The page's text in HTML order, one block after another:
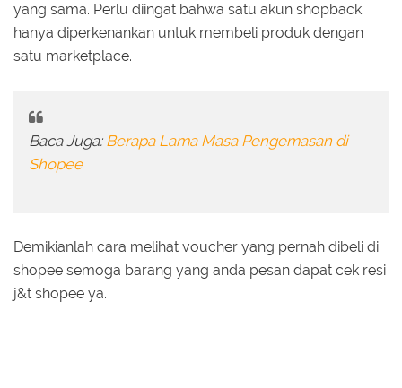
yang sama. Perlu diingat bahwa satu akun shopback
hanya diperkenankan untuk membeli produk dengan
satu marketplace.
Baca Juga: Berapa Lama Masa Pengemasan di
Shopee
Demikianlah cara melihat voucher yang pernah dibeli di
shopee semoga barang yang anda pesan dapat cek resi
j&t shopee ya.